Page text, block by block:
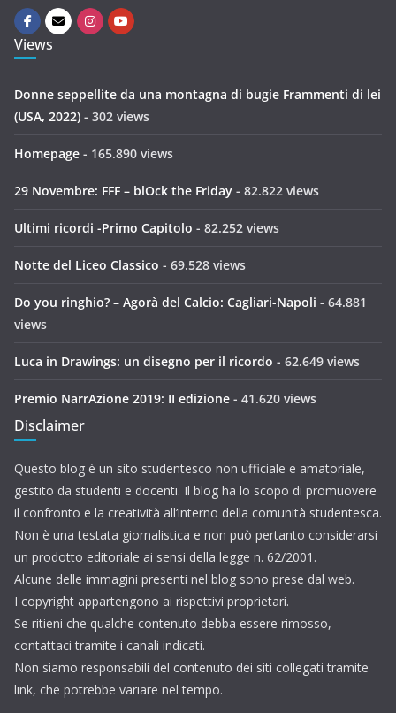
Views
Donne seppellite da una montagna di bugie Frammenti di lei
(USA, 2022) - 302 views
Homepage - 165.890 views
29 Novembre: FFF – blOck the Friday - 82.822 views
Ultimi ricordi -Primo Capitolo - 82.252 views
Notte del Liceo Classico - 69.528 views
Do you ringhio? – Agorà del Calcio: Cagliari-Napoli - 64.881
views
Luca in Drawings: un disegno per il ricordo - 62.649 views
Premio NarrAzione 2019: II edizione - 41.620 views
Disclaimer
Questo blog è un sito studentesco non ufficiale e amatoriale,
gestito da studenti e docenti. Il blog ha lo scopo di promuovere
il confronto e la creatività all’interno della comunità studentesca.
Non è una testata giornalistica e non può pertanto considerarsi
un prodotto editoriale ai sensi della legge n. 62/2001.
Alcune delle immagini presenti nel blog sono prese dal web.
I copyright appartengono ai rispettivi proprietari.
Se ritieni che qualche contenuto debba essere rimosso,
contattaci tramite i canali indicati.
Non siamo responsabili del contenuto dei siti collegati tramite
link, che potrebbe variare nel tempo.